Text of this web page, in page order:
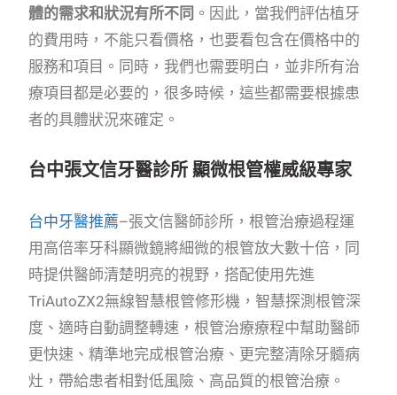
體的需求和狀況有所不同 。因此，當我們評估植牙
的費用時，不能只看價格，也要看包含在價格中的
服務和項目。同時，我們也需要明白，並非所有治
療項目都是必要的，很多時候，這些都需要根據患
者的具體狀況來確定。
台中張文信牙醫診所 顯微根管權威級專家
台中牙醫推薦–張文信醫師診所，根管治療過程運
用高倍率牙科顯微鏡將細微的根管放大數十倍，同
時提供醫師清楚明亮的視野，搭配使用先進
TriAutoZX2無線智慧根管修形機，智慧探測根管深
度、適時自動調整轉速，根管治療療程中幫助醫師
更快速、精準地完成根管治療、更完整清除牙髓病
灶，帶給患者相對低風險、高品質的根管治療。